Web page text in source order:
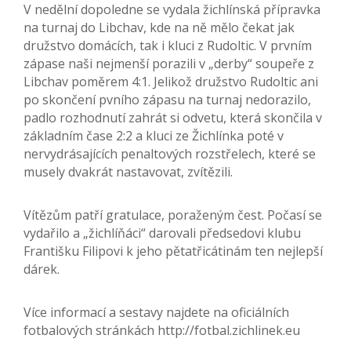
V nedělní dopoledne se vydala žichlínská přípravka
na turnaj do Libchav, kde na ně mělo čekat jak
družstvo domácích, tak i kluci z Rudoltic. V prvním
zápase naši nejmenší porazili v „derby“ soupeře z
Libchav poměrem 4:1. Jelikož družstvo Rudoltic ani
po skončení pvního zápasu na turnaj nedorazilo,
padlo rozhodnutí zahrát si odvetu, která skončila v
základním čase 2:2 a kluci ze Žichlínka poté v
nervydrásajících penaltových rozstřelech, které se
musely dvakrát nastavovat, zvítězili.
Vítězům patří gratulace, poraženým čest. Počasí se
vydařilo a „žichlíňáci“ darovali předsedovi klubu
Františku Filipovi k jeho pětatřicátinám ten nejlepší
dárek.
Více informací a sestavy najdete na oficiálních
fotbalových stránkách http://fotbal.zichlinek.eu